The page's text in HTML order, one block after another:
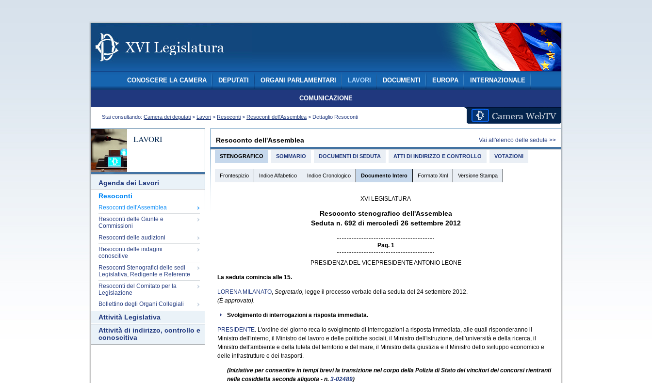
CONOSCERE LA CAMERA DEPUTATI ORGANI PARLAMENTARI LAVORI DOCUMENTI EUROPA INTERNAZIONALE
COMUNICAZIONE
Stai consultando: Camera dei deputati > Lavori > Resoconti > Resoconti dell'Assemblea > Dettaglio Resoconti
LAVORI
Agenda dei Lavori
Resoconti
Resoconti dell'Assemblea
Resoconti delle Giunte e
Commissioni
Resoconti delle audizioni
Resoconti delle indagini
conoscitive
Resoconti Stenografici delle sedi
Legislativa, Redigente e Referente
Resoconti del Comitato per la
Legislazione
Bollettino degli Organi Collegiali
Attività Legislativa
Attività di indirizzo, controllo e
conoscitiva
Resoconto dell'Assemblea Vai all'elenco delle sedute >>
STENOGRAFICO SOMMARIO DOCUMENTI DI SEDUTA ATTI DI INDIRIZZO E CONTROLLO VOTAZIONI
Frontespizio Indice Alfabetico Indice Cronologico Documento Intero Formato Xml Versione Stampa
XVI LEGISLATURA
Resoconto stenografico dell'Assemblea
Seduta n. 692 di mercoledì 26 settembre 2012
Pag. 1
PRESIDENZA DEL VICEPRESIDENTE ANTONIO LEONE
La seduta comincia alle 15.
LORENA MILANATO, Segretario, legge il processo verbale della seduta del 24 settembre 2012.
(È approvato).
Svolgimento di interrogazioni a risposta immediata.
PRESIDENTE. L'ordine del giorno reca lo svolgimento di interrogazioni a risposta immediata, alle quali risponderanno il
Ministro dell'interno, il Ministro del lavoro e delle politiche sociali, il Ministro dell'istruzione, dell'università e della ricerca, il
Ministro dell'ambiente e della tutela del territorio e del mare, il Ministro della giustizia e il Ministro dello sviluppo economico e
delle infrastrutture e dei trasporti.
(Iniziative per consentire in tempi brevi la transizione nel corpo della Polizia di Stato dei vincitori dei concorsi rientranti
nella cosiddetta seconda aliquota - n. 3-02489)